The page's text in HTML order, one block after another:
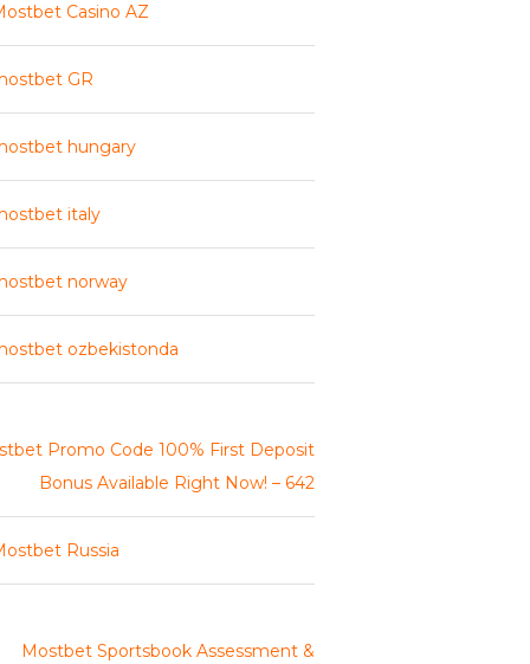
Casino AZ
GR
hungary
italy
norway
ozbekistonda
Promo Code 100% First Deposit
Bonus Available Right Now! – 642
Russia
Mostbet Sportsbook Assessment &